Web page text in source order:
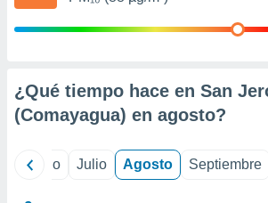
publicidad
publicidad
¿Qué tiempo hace en San
(Comayagua) en agosto?
Junio Julio Agosto Septiembre